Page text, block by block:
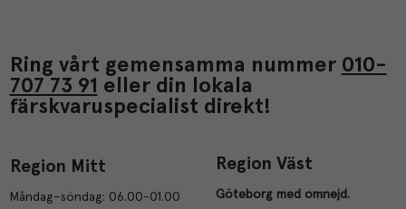
Ring vårt gemensamma nummer 010-
707 73 91 eller din lokala
färskvaruspecialist direkt!
Region Mitt
Måndag–söndag: 06.00-01.00
Region Väst
Göteborg med omnejd.